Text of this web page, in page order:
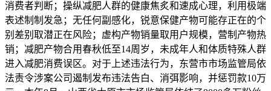
消费者判断；操纵减肥人群的健康焦炙和速成心理，利用极端
表述制制发急；无任何副感化，锐意保健产物可能存正在的个
别差别取潜正在风险；虚构产物销量取用户规模，营制产物热
销；减肥产物合用春秋低至14周岁，未成年人和体质特殊人群
进入减肥消费误区。对于上述违法行为，东营市市场监管局依
法责令涉案公司遏制发布违法告白、消弭影响，并惩罚款10万